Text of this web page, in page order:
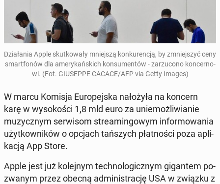
Dzia­ła­nia Apple skut­ko­wa­ły mniej­szą kon­ku­ren­cją, by zmniej­szyć ceny
smart­fo­nów dla ame­ry­kań­skich kon­su­men­tów - za­rzu­co­no kon­cer­no­
wi. (Fot. GIU­SEP­PE CACACE/AFP via Getty Images)
W marcu Komisja Eu­ro­pej­ska na­ło­ży­ła na koncern
karę w wy­so­ko­ści 1,8 mld euro za unie­moż­li­wia­nie
mu­zycz­nym ser­wi­som stre­amin­go­wym in­for­mo­wa­nia
użyt­kow­ni­ków o opcjach tań­szych płat­no­ści poza apli­
ka­cją App Store.
Apple jest już ko­lej­nym tech­no­lo­gicz­nym gi­gan­tem po­
zwa­nym przez obecną ad­mi­ni­stra­cję USA w związku z